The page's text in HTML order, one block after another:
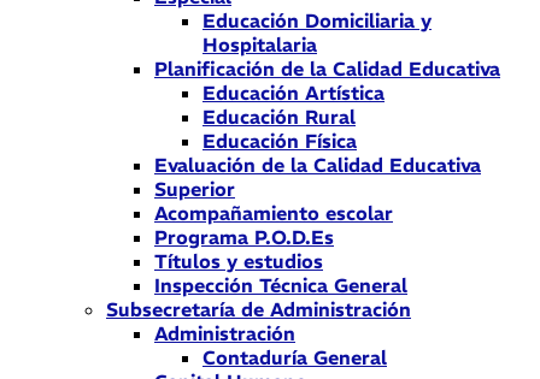
Educación Domiciliaria y
Hospitalaria
Planificación de la Calidad Educativa
Educación Artística
Educación Rural
Educación Física
Evaluación de la Calidad Educativa
Superior
Acompañamiento escolar
Programa P.O.D.Es
Títulos y estudios
Inspección Técnica General
Subsecretaría de Administración
Administración
Contaduría General